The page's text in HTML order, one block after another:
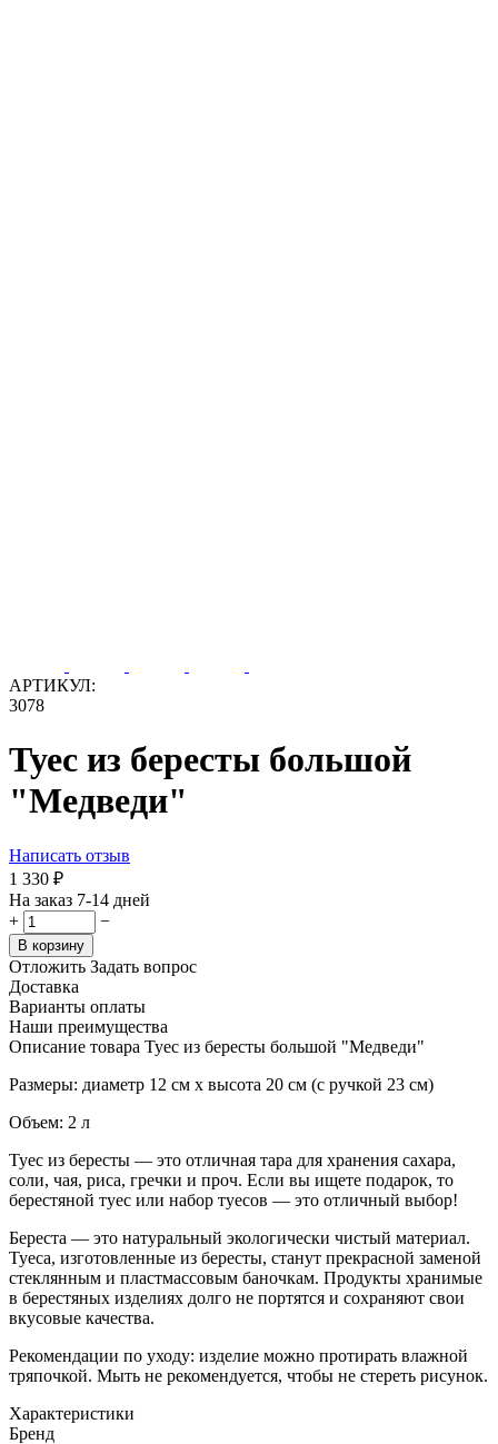
АРТИКУЛ:
3078
Туес из бересты большой
"Медведи"
Написать отзыв
1 330 ₽
На заказ 7-14 дней
+
−
В корзину
Отложить Задать вопрос
Доставка
Варианты оплаты
Наши преимущества
Описание товара Туес из бересты большой "Медведи"
Размеры: диаметр 12 см х высота 20 см (с ручкой 23 см)
Объем: 2 л
Туес из бересты — это отличная тара для хранения сахара,
соли, чая, риса, гречки и проч. Если вы ищете подарок, то
берестяной туес или набор туесов — это отличный выбор!
Береста — это натуральный экологически чистый материал.
Туеса, изготовленные из бересты, станут прекрасной заменой
стеклянным и пластмассовым баночкам. Продукты хранимые
в берестяных изделиях долго не портятся и сохраняют свои
вкусовые качества.
Рекомендации по уходу: изделие можно протирать влажной
тряпочкой. Мыть не рекомендуется, чтобы не стереть рисунок.
Характеристики
Бренд